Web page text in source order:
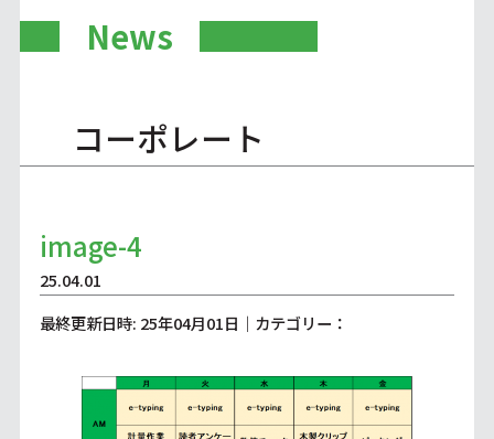
News
コーポレート
image-4
25.04.01
最終更新日時: 25年04月01日｜カテゴリー：